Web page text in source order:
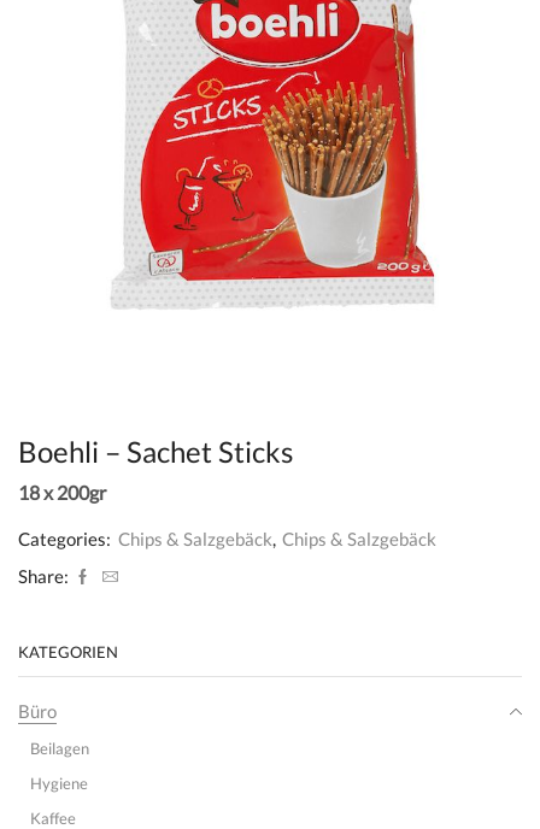
Boehli – Sachet Sticks
18 x 200gr
Categories: Chips & Salzgebäck, Chips & Salzgebäck
Share:
KATEGORIEN
Büro
Beilagen
Hygiene
Kaffee